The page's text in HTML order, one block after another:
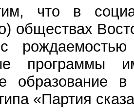
что в
обществах
программы
образование
«Партия